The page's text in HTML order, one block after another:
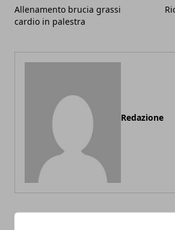
Allenamento brucia grassi
cardio in palestra
Redazione